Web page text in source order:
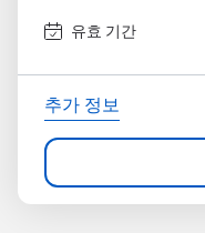
유효 기간
추가 정보